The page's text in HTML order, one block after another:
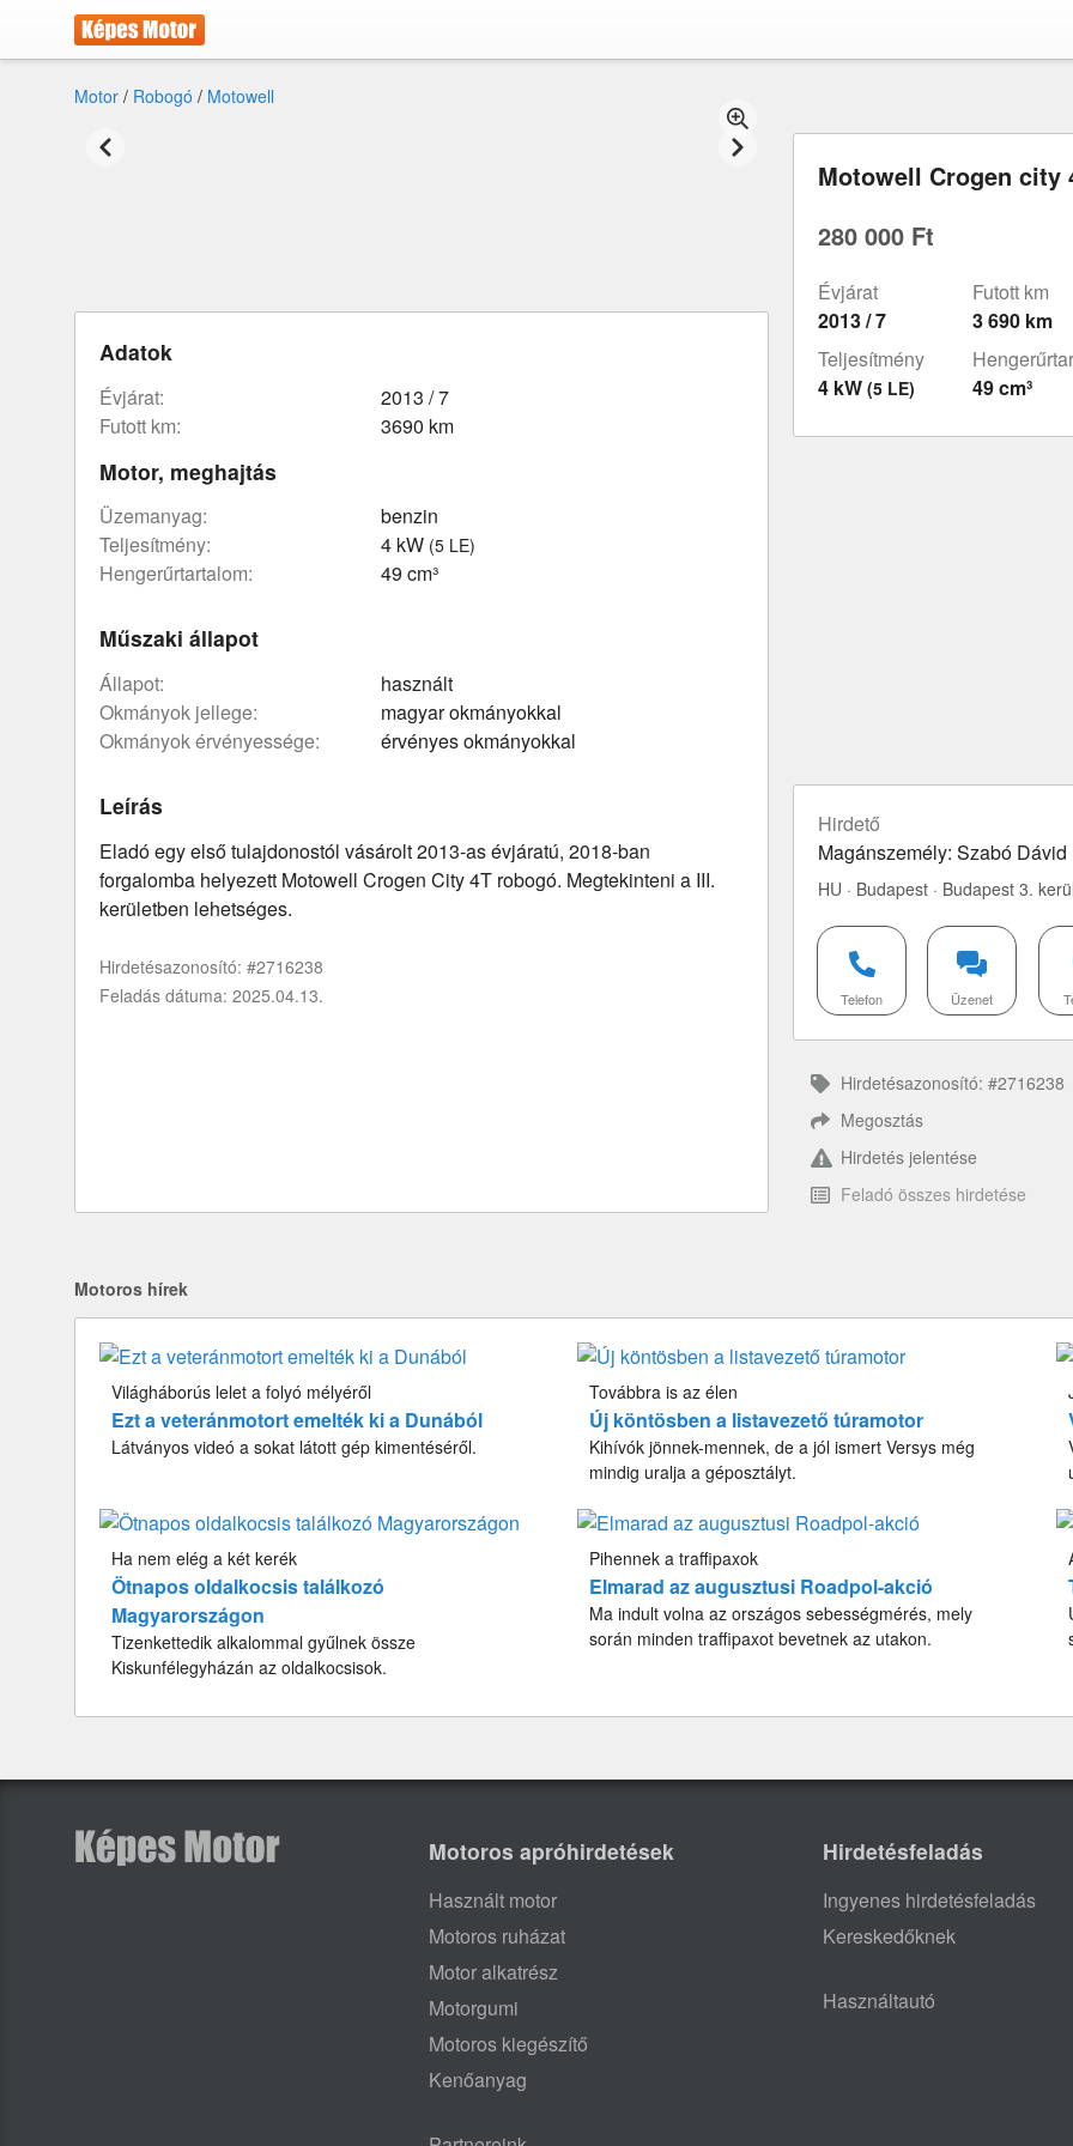
Motor / Robogó / Motowell
Motowell Crogen city
280 000 Ft
Évjárat
2013 / 7
Futott km
3 690 km
Teljesítmény
4 kW (5 LE)
49 cm³
Hirdető
Magánszemély: Szabó Dávid
HU · Budapest · Budapest 3.
Telefon Üzenet
Hirdetésazonosító: #2716238
Megosztás
Hirdetés jelentése
Feladó összes hirdetése
Adatok
évjárat:
2013 / 7
futott km:
3690 km
Motor, meghajtás
üzemanyag:
benzin
teljesítmény:
4 kW (5 LE)
hengerűrtartalom: 49 cm³
Műszaki állapot
állapot:
használt
okmányok jellege:
magyar okmányokkal
okmányok érvényessége:
érvényes okmányokkal
Leírás
Eladó egy első tulajdonostól vásárolt 2013-as évjáratú, 2018-ban
forgalomba helyezett Motowell Crogen City 4T robogó. Megtekinteni a III.
kerületben lehetséges.
Hirdetésazonosító: #2716238
Feladás dátuma: 2025.04.13.
Motoros hírek
Világháborús lelet a folyó mélyéről
Ezt a veteránmotort emelték ki a Dunából
Látványos videó a sokat látott gép kimentéséről.
Továbbra is az élen
Új köntösben a listavezető túramotor
Kihívók jönnek-mennek, de a jól ismert Versys még
mindig uralja a géposztályt.
Ha nem elég a két kerék
Ötnapos oldalkocsis találkozó
Magyarországon
Tizenkettedik alkalommal gyűlnek össze
Kiskunfélegyházán az oldalkocsisok.
Pihennek a traffipaxok
Elmarad az augusztusi Roadpol-akció
Ma indult volna az országos sebességmérés, mely
során minden traffipaxot bevetnek az utakon.
Motoros apróhirdetések
Használt motor
Motoros ruházat
Motor alkatrész
Motorgumi
Motoros kiegészítő
Kenőanyag
Hirdetésfeladás
Ingyenes hirdetésfeladás
Kereskedőknek
Használtautó